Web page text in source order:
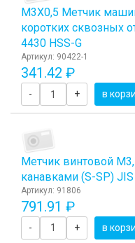
М3Х0,5 Метчик
коротких сквозных
4430 HSS-G
Артикул: 90422-1
341.42 ₽
- + в
Метчик винтовой
канавками (S-SP)
Артикул: 91806
791.91 ₽
- + в